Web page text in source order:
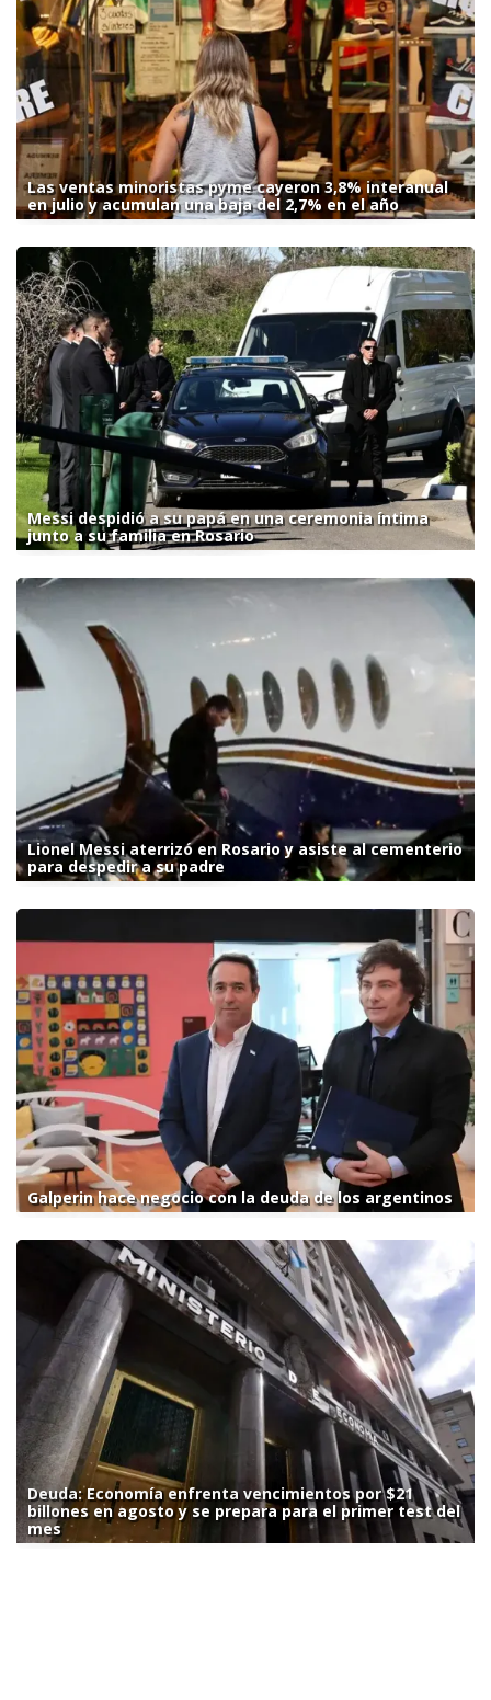
Las ventas minoristas pyme cayeron 3,8% interanual
en julio y acumulan una baja del 2,7% en el año
Messi despidió a su papá en una ceremonia íntima
junto a su familia en Rosario
Lionel Messi aterrizó en Rosario y asiste al cementerio
para despedir a su padre
Galperin hace negocio con la deuda de los argentinos
Deuda: Economía enfrenta vencimientos por $21
billones en agosto y se prepara para el primer test del
mes